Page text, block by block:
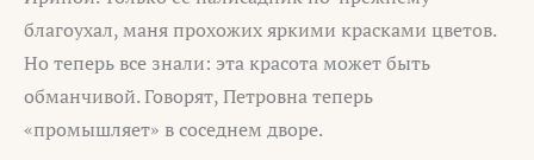
благоухал, маня прохожих яркими красками цветов.
Но теперь все знали: эта красота может быть
обманчивой. Говорят, Петровна теперь
«промышляет» в соседнем дворе.